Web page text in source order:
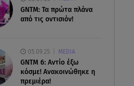
GNTM: Τα πρώτα πλάνα
από τις οντισιόν!
05.09.25 MEDIA
GNTM 6: Αντίο έξω
κόσμε! Ανακοινώθηκε η
πρεμιέρα!